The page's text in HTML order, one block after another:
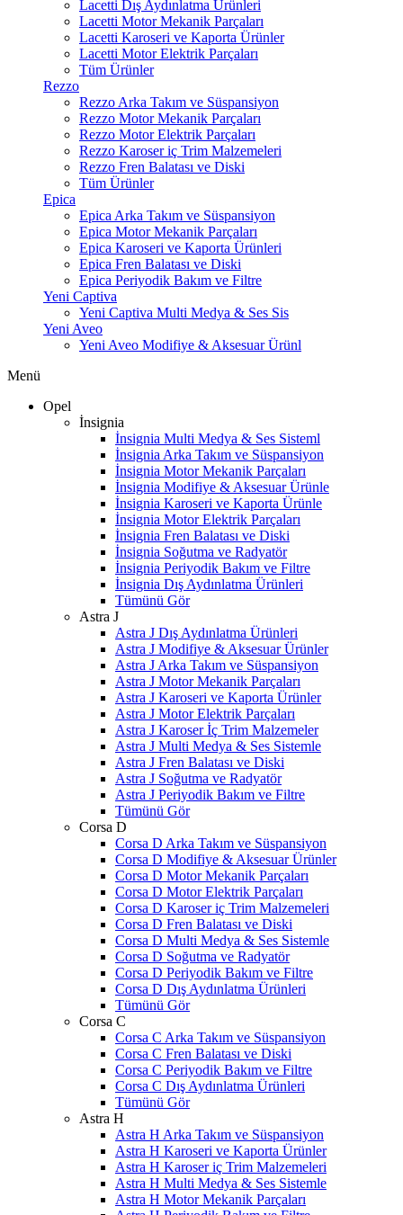
Lacetti Dış Aydınlatma Ürünleri
Lacetti Motor Mekanik Parçaları
Lacetti Karoseri ve Kaporta Ürünler
Lacetti Motor Elektrik Parçaları
Tüm Ürünler
Rezzo
Rezzo Arka Takım ve Süspansiyon
Rezzo Motor Mekanik Parçaları
Rezzo Motor Elektrik Parçaları
Rezzo Karoser iç Trim Malzemeleri
Rezzo Fren Balatası ve Diski
Tüm Ürünler
Epica
Epica Arka Takım ve Süspansiyon
Epica Motor Mekanik Parçaları
Epica Karoseri ve Kaporta Ürünleri
Epica Fren Balatası ve Diski
Epica Periyodik Bakım ve Filtre
Yeni Captiva
Yeni Captiva Multi Medya & Ses Sis
Yeni Aveo
Yeni Aveo Modifiye & Aksesuar Ürünl
Menü
Opel
İnsignia
İnsignia Multi Medya & Ses Sisteml
İnsignia Arka Takım ve Süspansiyon
İnsignia Motor Mekanik Parçaları
İnsignia Modifiye & Aksesuar Ürünle
İnsignia Karoseri ve Kaporta Ürünle
İnsignia Motor Elektrik Parçaları
İnsignia Fren Balatası ve Diski
İnsignia Soğutma ve Radyatör
İnsignia Periyodik Bakım ve Filtre
İnsignia Dış Aydınlatma Ürünleri
Tümünü Gör
Astra J
Astra J Dış Aydınlatma Ürünleri
Astra J Modifiye & Aksesuar Ürünler
Astra J Arka Takım ve Süspansiyon
Astra J Motor Mekanik Parçaları
Astra J Karoseri ve Kaporta Ürünler
Astra J Motor Elektrik Parçaları
Astra J Karoser İç Trim Malzemeler
Astra J Multi Medya & Ses Sistemle
Astra J Fren Balatası ve Diski
Astra J Soğutma ve Radyatör
Astra J Periyodik Bakım ve Filtre
Tümünü Gör
Corsa D
Corsa D Arka Takım ve Süspansiyon
Corsa D Modifiye & Aksesuar Ürünler
Corsa D Motor Mekanik Parçaları
Corsa D Motor Elektrik Parçaları
Corsa D Karoser iç Trim Malzemeleri
Corsa D Fren Balatası ve Diski
Corsa D Multi Medya & Ses Sistemle
Corsa D Soğutma ve Radyatör
Corsa D Periyodik Bakım ve Filtre
Corsa D Dış Aydınlatma Ürünleri
Tümünü Gör
Corsa C
Corsa C Arka Takım ve Süspansiyon
Corsa C Fren Balatası ve Diski
Corsa C Periyodik Bakım ve Filtre
Corsa C Dış Aydınlatma Ürünleri
Tümünü Gör
Astra H
Astra H Arka Takım ve Süspansiyon
Astra H Karoseri ve Kaporta Ürünler
Astra H Karoser iç Trim Malzemeleri
Astra H Multi Medya & Ses Sistemle
Astra H Motor Mekanik Parçaları